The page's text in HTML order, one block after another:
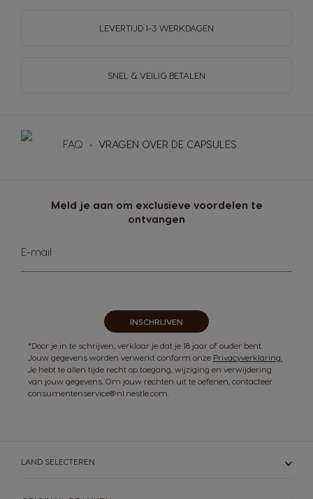
LEVERTIJD 1-3 WERKDAGEN
SNEL & VEILIG BETALEN
FAQ VRAGEN OVER DE CAPSULES
Meld je aan om exclusieve voordelen te
ontvangen
u
E-mail
INSCHRIJVEN
*Door je in te schrijven, verklaar je dat je 18 jaar of ouder bent.
Jouw gegevens worden verwerkt conform onze Privacyverklaring.
Je hebt te allen tijde recht op toegang, wijziging en verwijdering
van jouw gegevens. Om jouw rechten uit te oefenen, contacteer
consumentenservice@nl.nestle.com.
LAND SELECTEREN